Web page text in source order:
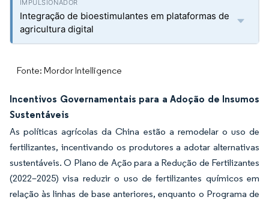
Integração de bioestimulantes em plataformas de
agricultura digital
Fonte: Mordor Intelligence
Incentivos Governamentais para a Adoção de Insumos
Sustentáveis
As políticas agrícolas da China estão a remodelar o uso de
fertilizantes, incentivando os produtores a adotar alternativas
sustentáveis. O Plano de Ação para a Redução de Fertilizantes
(2022–2025) visa reduzir o uso de fertilizantes químicos em
relação às linhas de base anteriores, enquanto o Programa de